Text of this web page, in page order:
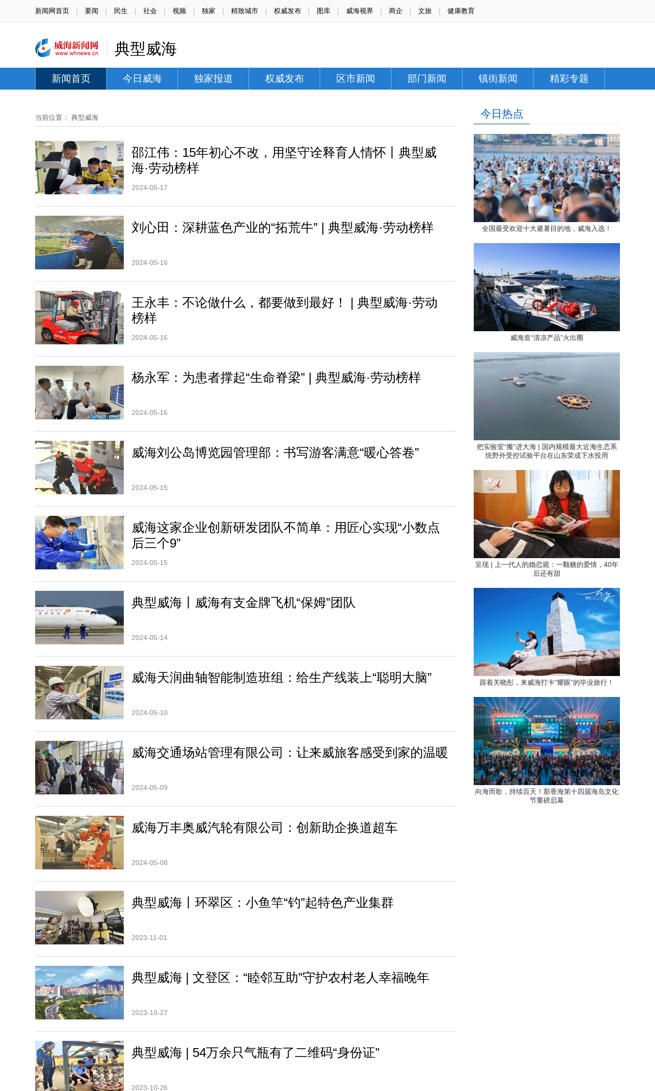
新闻网首页 | 要闻 | 民生 | 社会 | 视频 | 独家 | 精致城市 | 权威发布 | 图库 | 威海视界 | 商企 | 文旅 | 健康教育
典型威海
新闻首页 今日威海 独家报道 权威发布 区市新闻 部门新闻 镇街新闻 精彩专题
当前位置： 典型威海
邵江伟：15年初心不改，用坚守诠释育人情怀丨典型威
海·劳动榜样
2024-05-17
刘心田：深耕蓝色产业的“拓荒牛” | 典型威海·劳动榜样
2024-05-16
王永丰：不论做什么，都要做到最好！ | 典型威海·劳动
榜样
2024-05-16
杨永军：为患者撑起“生命脊梁” | 典型威海·劳动榜样
2024-05-16
威海刘公岛博览园管理部：书写游客满意“暖心答卷”
2024-05-15
威海这家企业创新研发团队不简单：用匠心实现“小数点
后三个9”
2024-05-15
典型威海丨威海有支金牌飞机“保姆”团队
2024-05-14
威海天润曲轴智能制造班组：给生产线装上“聪明大脑”
2024-05-10
威海交通场站管理有限公司：让来威旅客感受到家的温暖
2024-05-09
威海万丰奥威汽轮有限公司：创新助企换道超车
2024-05-08
典型威海丨环翠区：小鱼竿“钓”起特色产业集群
2023-11-01
典型威海 | 文登区：“睦邻互助”守护农村老人幸福晚年
2023-10-27
典型威海 | 54万余只气瓶有了二维码“身份证”
2023-10-26
今日热点
全国最受欢迎十大避暑目的地，威海入选！
威海造“清凉产品”火出圈
把实验室“搬”进大海 | 国内规模最大近海生态系
统野外受控试验平台在山东荣成下水投用
呈现 | 上一代人的婚恋观：一颗糖的爱情，40年
后还有甜
跟着关晓彤，来威海打卡“耀眼”的毕业旅行！
向海而歌，持续百天！那香海第十四届海岛文化
节重磅启幕